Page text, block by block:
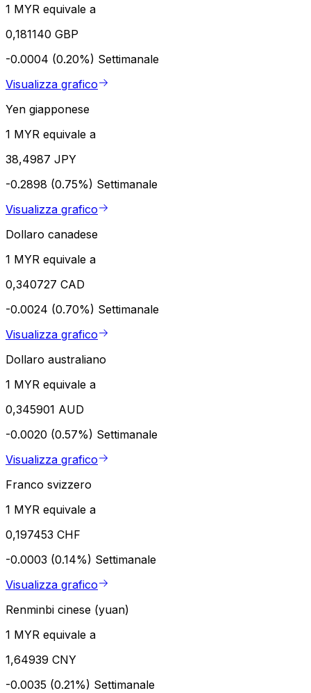
1 MYR equivale a
0,181140 GBP
-0.0004 (0.20%) Settimanale
Visualizza grafico
Yen giapponese
1 MYR equivale a
38,4987 JPY
-0.2898 (0.75%) Settimanale
Visualizza grafico
Dollaro canadese
1 MYR equivale a
0,340727 CAD
-0.0024 (0.70%) Settimanale
Visualizza grafico
Dollaro australiano
1 MYR equivale a
0,345901 AUD
-0.0020 (0.57%) Settimanale
Visualizza grafico
Franco svizzero
1 MYR equivale a
0,197453 CHF
-0.0003 (0.14%) Settimanale
Visualizza grafico
Renminbi cinese (yuan)
1 MYR equivale a
1,64939 CNY
-0.0035 (0.21%) Settimanale